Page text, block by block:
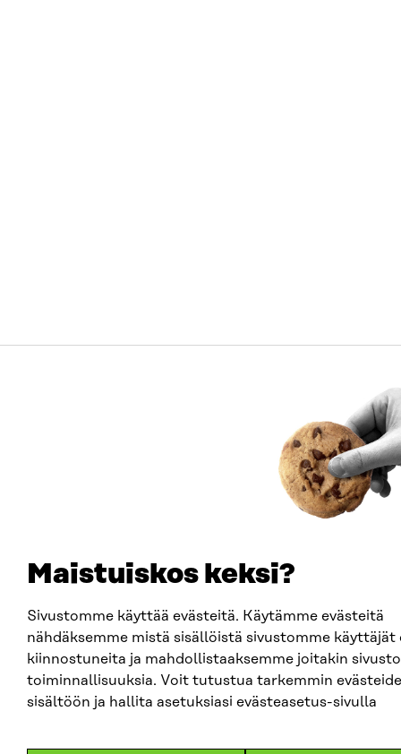
Maistuiskos keksi?
Sivustomme käyttää evästeitä. Käytämme evästeitä
nähdäksemme mistä sisällöistä sivustomme käyttäjät
kiinnostuneita ja mahdollistaaksemme joitakin
toiminnallisuuksia. Voit tutustua tarkemmin
sisältöön ja hallita asetuksiasi evästeasetus-sivulla